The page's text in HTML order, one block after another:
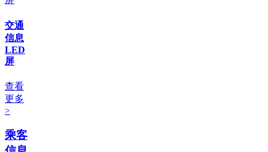
交通
信息
LED
屏
查看
更多
>
乘客